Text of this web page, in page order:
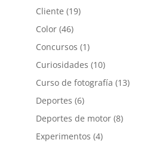
Cliente (19)
Color(46)
Concursos (1)
Curiosidades (10)
Curso de fotografía (13)
Deportes (6)
Deportes de motor(8)
Experimentos (4)